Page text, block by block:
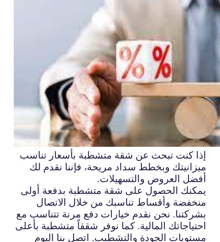
إذا كنت تبحث عن شقة متشطبة بأسعار تناسب
ميزانيتك وبخطط سداد مريحة، فإننا نقدم لك
أفضل العروض والتسهيلات.
يمكنك الحصول على شقة متشطبة بدفعة أولى
منخفضة وأقساط تناسبك من خلال الاتصال
بشركتنا. نحن نقدم خيارات دفع مرنة تتناسب مع
احتياجاتك المالية. كما نوفر شققاً متشطبة بأعلى
مستويات الجودة والتشطيب. اتصل بنا اليوم